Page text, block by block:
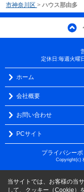
市神奈川区 > ハウス那由多
定休日:毎週火曜
ホーム
会社概要
お問い合わせ
PCサイト
プライバシー
Copyright(c)
当サイトでは、お客様の当
して、クッキー（Cookie）